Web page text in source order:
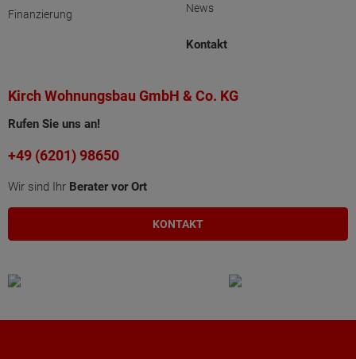
Finanzierung
News
Kontakt
Kirch Wohnungsbau GmbH & Co. KG
Rufen Sie uns an!
+49 (6201) 98650
Wir sind Ihr Berater vor Ort
KONTAKT